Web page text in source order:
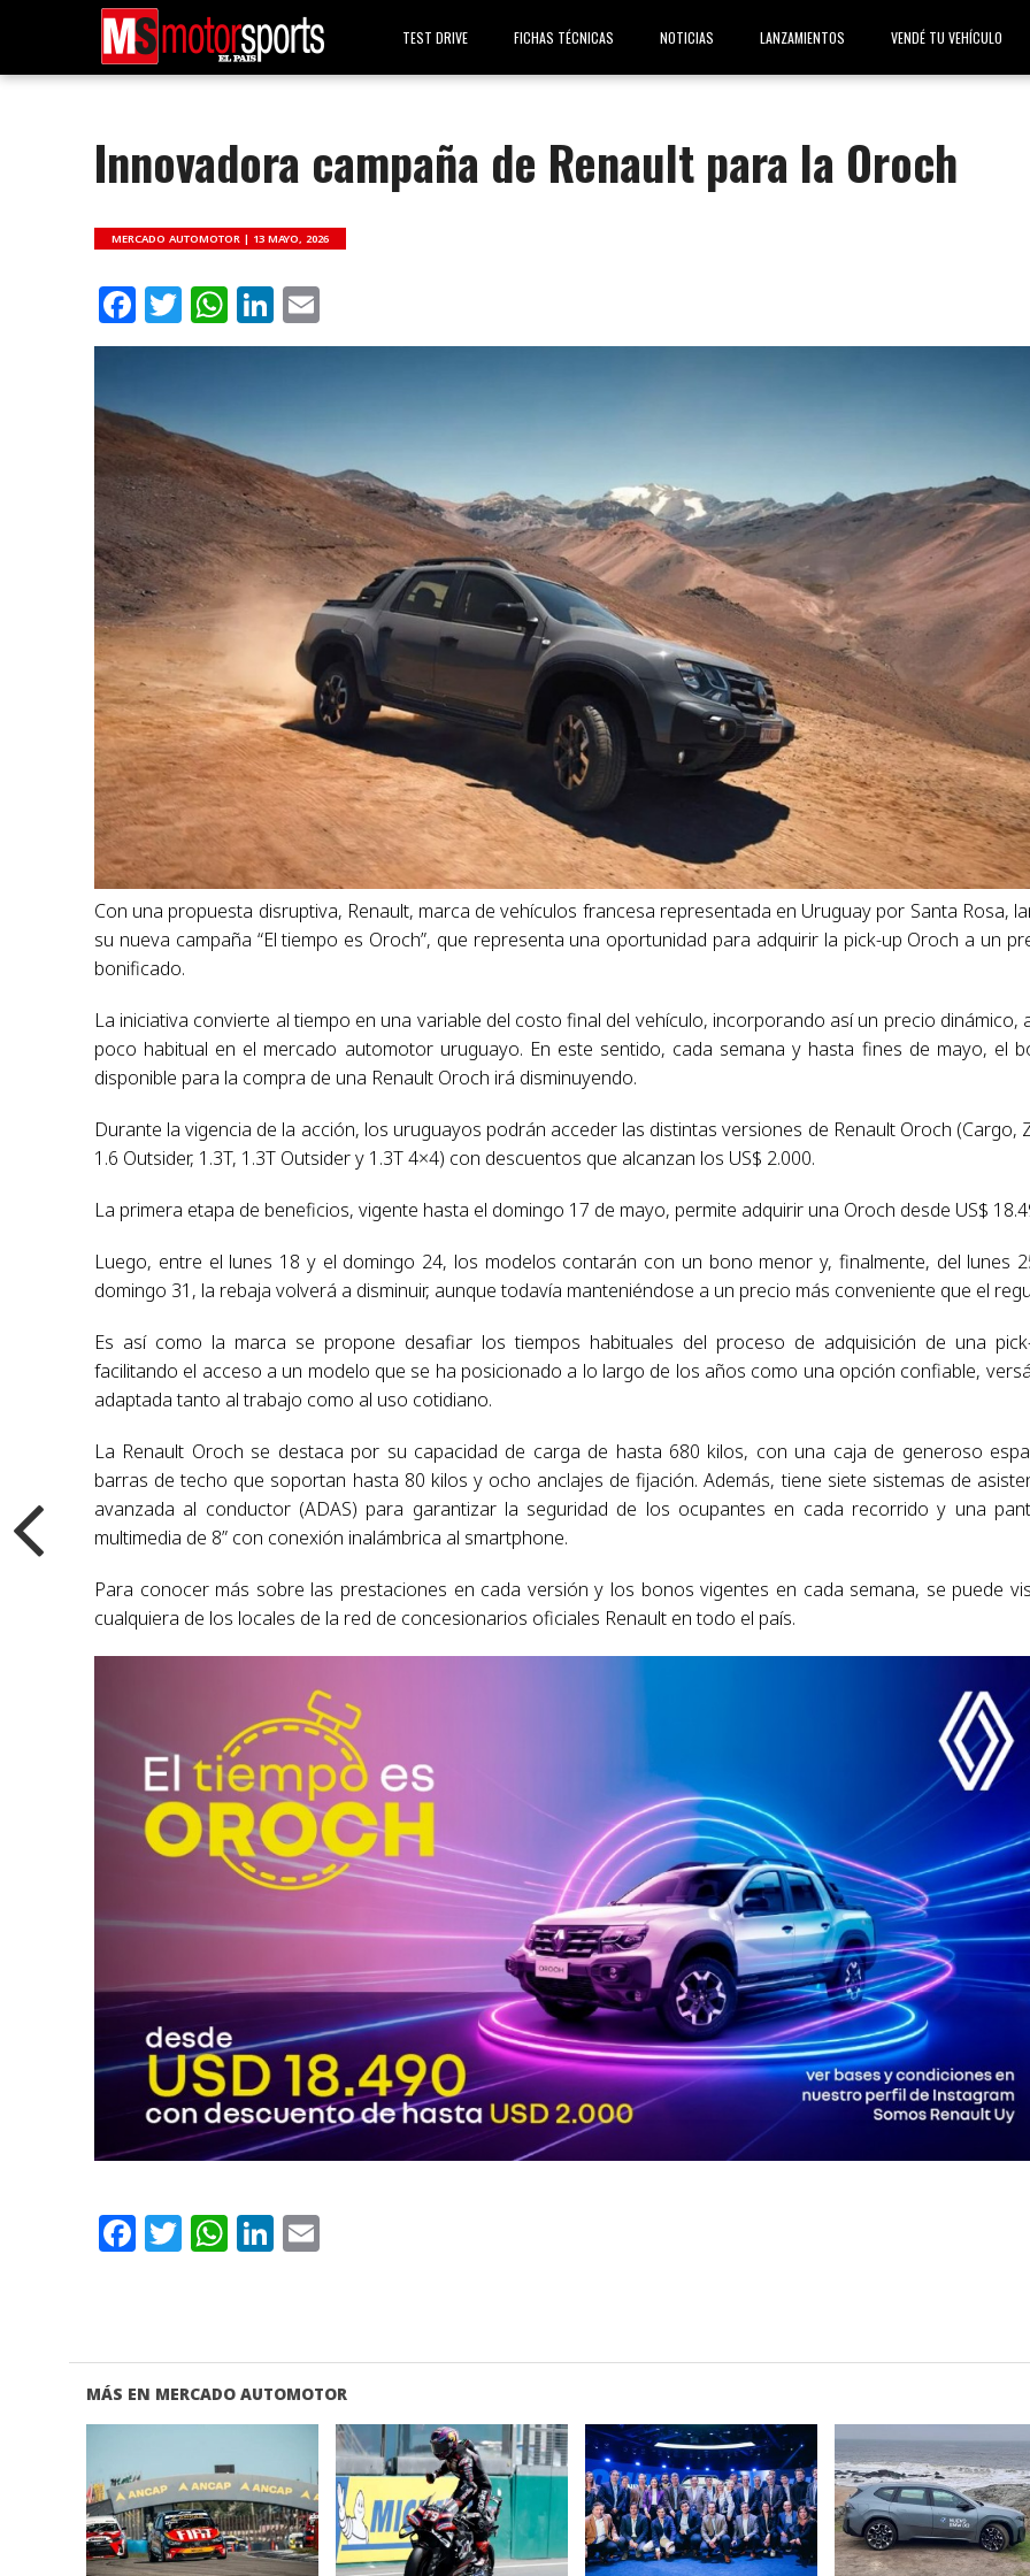
TEST DRIVE FICHAS TÉCNICAS NOTICIAS LANZAMIENTOS VENDÉ TU VEHÍCULO
Innovadora campaña de Renault para la Oroch
MERCADO AUTOMOTOR | 13 MAYO, 2026
Facebook
Twitter
WhatsApp
LinkedIn
Con una propuesta disruptiva, Renault, marca de vehículos francesa representada en Uruguay por Santa Rosa,
su nueva campaña “El tiempo es Oroch”, que representa una oportunidad para adquirir la pick-up Oroch a un
bonificado.
La iniciativa convierte al tiempo en una variable del costo final del vehículo, incorporando así un precio dinámico,
poco habitual en el mercado automotor uruguayo. En este sentido, cada semana y hasta fines de mayo, el
disponible para la compra de una Renault Oroch irá disminuyendo.
Durante la vigencia de la acción, los uruguayos podrán acceder las distintas versiones de Renault Oroch (Cargo,
1.6 Outsider, 1.3T, 1.3T Outsider y 1.3T 4×4) con descuentos que alcanzan los US$ 2.000.
La primera etapa de beneficios, vigente hasta el domingo 17 de mayo, permite adquirir una Oroch desde US$
Luego, entre el lunes 18 y el domingo 24, los modelos contarán con un bono menor y, finalmente, del lunes
domingo 31, la rebaja volverá a disminuir, aunque todavía manteniéndose a un precio más conveniente que el
Es así como la marca se propone desafiar los tiempos habituales del proceso de adquisición de una
facilitando el acceso a un modelo que se ha posicionado a lo largo de los años como una opción confiable,
adaptada tanto al trabajo como al uso cotidiano.
La Renault Oroch se destaca por su capacidad de carga de hasta 680 kilos, con una caja de generoso
barras de techo que soportan hasta 80 kilos y ocho anclajes de fijación. Además, tiene siete sistemas de
avanzada al conductor (ADAS) para garantizar la seguridad de los ocupantes en cada recorrido y una
multimedia de 8” con conexión inalámbrica al smartphone.
Para conocer más sobre las prestaciones en cada versión y los bonos vigentes en cada semana, se puede
cualquiera de los locales de la red de concesionarios oficiales Renault en todo el país.
Facebook
Twitter
WhatsApp
LinkedIn
MÁS EN MERCADO AUTOMOTOR
VER NOTA VER NOTA VER NOTA VER NOTA